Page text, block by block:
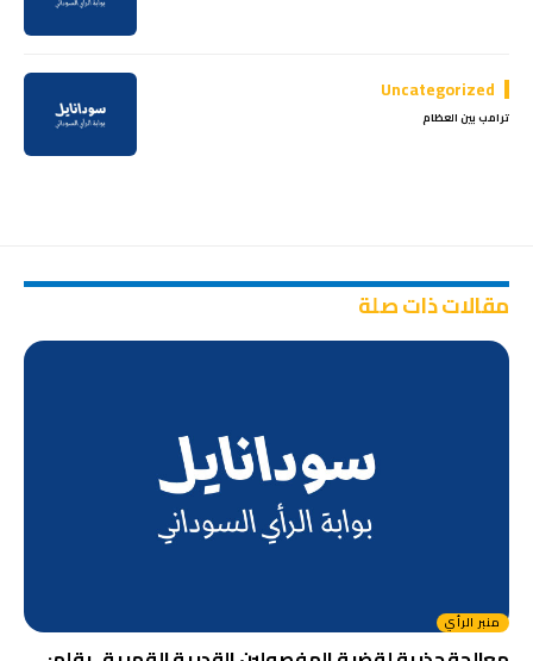
Uncategorized
ترامب بين العظام
مقالات ذات صلة
منبر الرأي